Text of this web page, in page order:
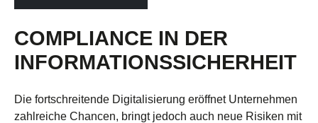
COMPLIANCE IN DER
INFORMATIONSSICHERHEIT
Die fortschreitende Digitalisierung eröffnet Unternehmen
zahlreiche Chancen, bringt jedoch auch neue Risiken mit